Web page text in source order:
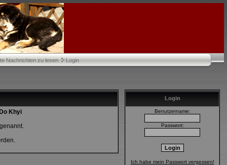
Nachrichten zu lesen Login
Khyi
Login
Benutzername:
Passwort:
Ich habe mein Passwort vergessen!